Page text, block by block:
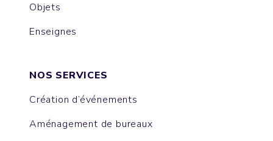
Objets
Enseignes
NOS SERVICES
Création d’événements
Aménagement de bureaux